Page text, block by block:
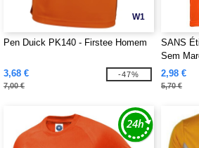
W1
Pen Duick PK140 - Firstee Homem
3,68 €
7,00 €
-47%
SANS
Sem
2,98 €
5,70 €